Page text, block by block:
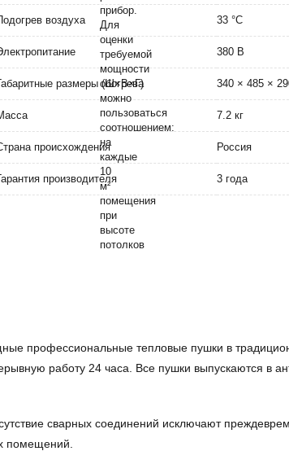
воздуха 33 °C
380 В
размеры (Ш×В×Г) 340 × 485 ×
7.2 кг
происхождения Россия
производителя 3 года
профессиональные тепловые пушки в
работу 24 часа. Все пушки выпускаются
сварных соединений исключают
помещений.